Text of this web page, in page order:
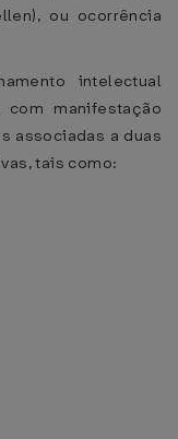
ou ocorrência
intelectual
manifestação
associadas a duas
tais como: